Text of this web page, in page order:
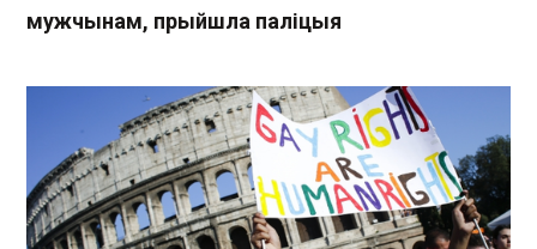
мужчынам, прыйшла паліцыя